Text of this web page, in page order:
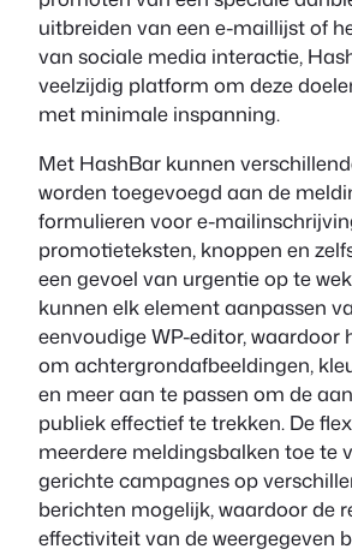
uitbreiden van een e-maillijst of
van sociale media interactie,
veelzijdig platform om deze
met minimale inspanning.
Met HashBar kunnen
worden toegevoegd aan de
formulieren voor e-
promotieteksten, knoppen en
een gevoel van urgentie op te
kunnen elk element aanpassen
eenvoudige WP-editor, waardoor
om achtergrondafbeeldingen,
en meer aan te passen om de
publiek effectief te trekken. De
meerdere meldingsbalken toe te
gerichte campagnes op
berichten mogelijk, waardoor de
effectiviteit van de weergegeven